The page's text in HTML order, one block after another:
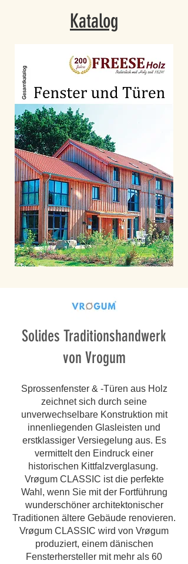
Katalog
Solides Traditionshandwerk
von Vrogum
Sprossenfenster & -Türen aus Holz
zeichnet sich durch seine
unverwechselbare Konstruktion mit
innenliegenden Glasleisten und
erstklassiger Versiegelung aus. Es
vermittelt den Eindruck einer
historischen Kittfalzverglasung.
Vrøgum CLASSIC ist die perfekte
Wahl, wenn Sie mit der Fortführung
wunderschöner architektonischer
Traditionen ältere Gebäude renovieren.
Vrøgum CLASSIC wird von Vrøgum
produziert, einem dänischen
Fensterhersteller mit mehr als 60